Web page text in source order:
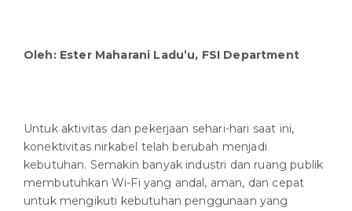
Oleh: Ester Maharani Ladu’u, FSI Department
Untuk aktivitas dan pekerjaan sehari-hari saat ini,
konektivitas nirkabel telah berubah menjadi
kebutuhan. Semakin banyak industri dan ruang publik
membutuhkan Wi-Fi yang andal, aman, dan cepat
untuk mengikuti kebutuhan penggunaan yang